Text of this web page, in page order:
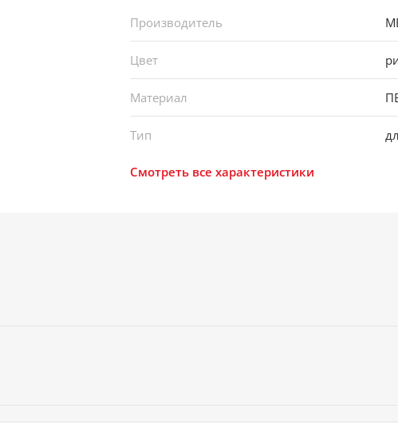
Производитель
Цвет
Материал
Тип
Смотреть все характеристики